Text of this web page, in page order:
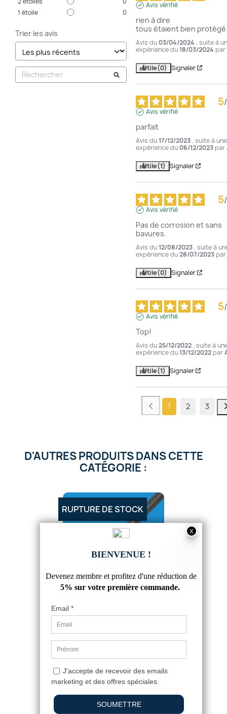
1 étoile 0
Trier les avis
Avis vérifié
rien à dire
tous étaient bien protégé
Avis du 03/04/2024 , suite à
expérience du18/03/2024 par
Utile(0) Signaler
5/
Avis vérifié
parfait
Avis du17/12/2023, suite à une
expérience du 06/12/2023 par
Utile(1) Signaler
5/
Avis vérifié
Pas de corrosion et sans
bavures.
Avis du12/08/2023, suite à
expérience du28/07/2023 par
Utile(0) Signaler
5/
Avis vérifié
Top!
Avis du25/12/2022, suite à
expérience du13/12/2022 par
Utile(1) Signaler
1 2 3
D'AUTRES PRODUITS DANS CETTE
CATÉGORIE :
CARRÉ ACIER LAMINÉ 25X25
5/5-6avis
RUPTURE DE STOCK